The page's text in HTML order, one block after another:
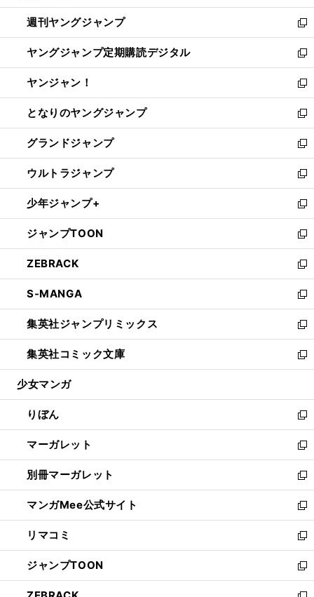
開
く
ウ
で
開
く
ン
ド
ウ
で
開
く
ウ
ィ
ン
ド
ウ
で
開
く
週刊ヤングジャンプ
新
し
い
ウ
ィ
ン
ド
ウ
で
開
く
ヤングジャンプ定期購読デジタル
新
し
い
ウ
ィ
ン
ド
ウ
で
開
く
ヤンジャン！
新
し
い
ウ
ィ
ン
ド
ウ
で
開
く
となりのヤングジャンプ
新
し
い
ウ
ィ
ン
ド
ウ
で
開
く
グランドジャンプ
新
し
い
ウ
ィ
ン
ド
ウ
で
開
く
ウルトラジャンプ
新
し
い
ウ
ィ
ン
ド
ウ
で
開
く
少年ジャンプ+
新
し
い
ウ
ィ
ン
ド
ウ
で
開
く
ジャンプTOON
新
し
い
ウ
ィ
ン
ド
ウ
で
開
ZEBRACK
新
し
い
ウ
ィ
ン
ド
ウ
開
く
S-MANGA
新
し
い
ウ
ィ
ン
ウ
で
開
く
集英社ジャンプリミックス
新
し
い
ウ
ン
ド
ウ
で
開
く
集英社コミック文庫
新
し
ウ
ィ
ン
ド
ウ
で
開
く
少女マンガ
りぼん
新
し
い
ウ
ィ
ン
ド
ウ
で
開
く
マーガレット
新
し
い
ウ
ィ
ン
ド
ウ
で
開
別冊マーガレット
新
し
い
ウ
ィ
ン
ド
ウ
マンガMee公式サイト
新
し
い
ウ
ィ
ン
リマコミ
新
し
い
ウ
ジャンプTOON
新
し